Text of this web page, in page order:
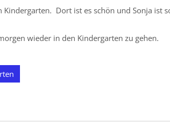
Kindergarten. Dort ist es schön und Sonja ist
wieder in den Kindergarten zu gehen.